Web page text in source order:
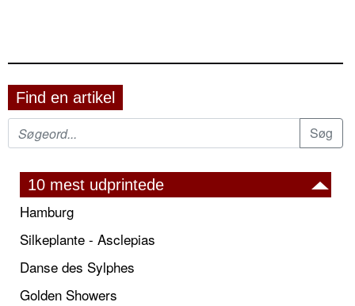
Find en artikel
10 mest udprintede
Hamburg
Silkeplante - Asclepias
Danse des Sylphes
Golden Showers